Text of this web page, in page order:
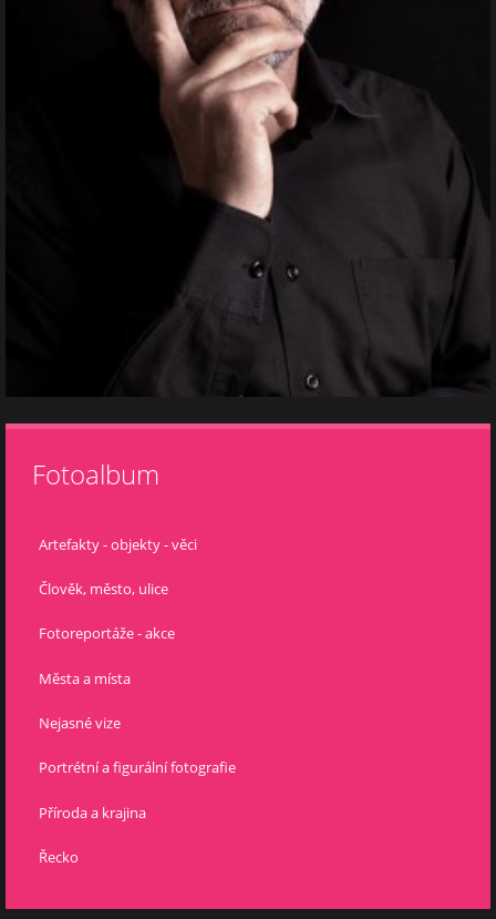
Fotoalbum
Artefakty - objekty - věci
Člověk, město, ulice
Fotoreportáže - akce
Města a místa
Nejasné vize
Portrétní a figurální fotografie
Příroda a krajina
Řecko